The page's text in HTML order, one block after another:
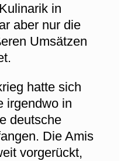
in
aber nur die
Umsätzen
hatte sich
irgendwo in
deutsche
Die Amis
vorgerückt,